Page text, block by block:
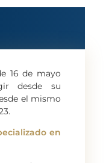
16 de mayo
desde su
el mismo
en